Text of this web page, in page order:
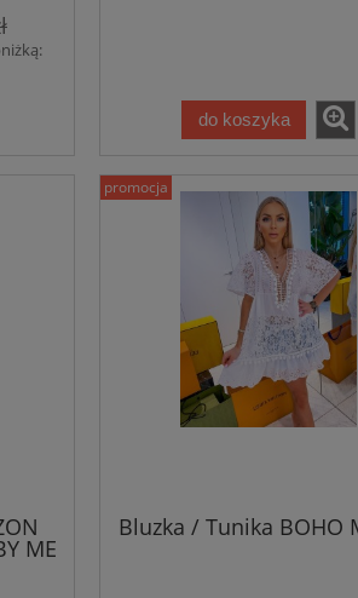
do koszyka
ME
Bluzka / Tunika BOHO
promocja